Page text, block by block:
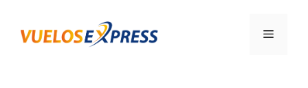
contenido
Menú